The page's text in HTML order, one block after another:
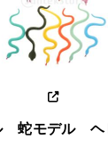
蛇モデル